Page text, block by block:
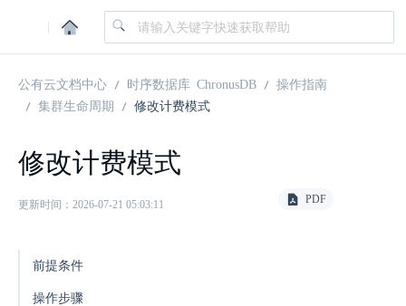
|
公有云文档中心 时序数据库 ChronusDB
操作指南
集群生命周期
修改计费模式
修改计费模式
更新时间：2026-07-21 05:03:11 PDF
前提条件
操作步骤